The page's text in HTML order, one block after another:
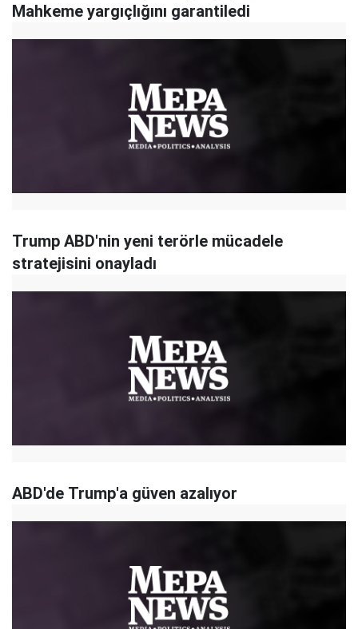
Mahkeme yargıçlığını garantiledi
Trump ABD'nin yeni terörle mücadele
stratejisini onayladı
ABD'de Trump'a güven azalıyor